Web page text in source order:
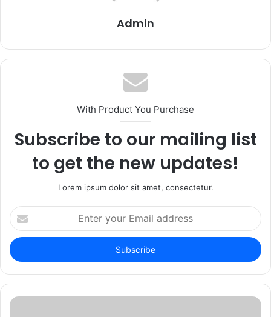
Admin
With Product You Purchase
Subscribe to our mailing list
to get the new updates!
Lorem ipsum dolor sit amet, consectetur.
Enter
your
Email
address